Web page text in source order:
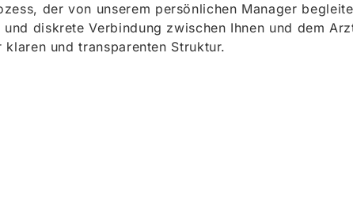
der von unserem persönlichen Manager
diskrete Verbindung zwischen Ihnen und dem
und transparenten Struktur.